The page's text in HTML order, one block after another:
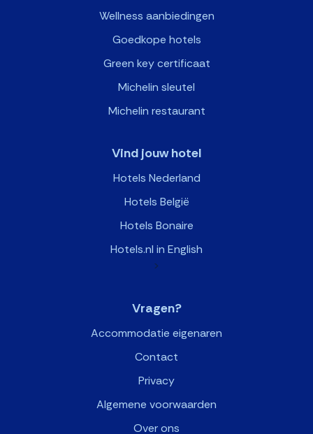
Wellness aanbiedingen
Goedkope hotels
Green key certificaat
Michelin sleutel
Michelin restaurant
Vind jouw hotel
Hotels Nederland
Hotels België
Hotels Bonaire
Hotels.nl in English
>
Vragen?
Accommodatie eigenaren
Contact
Privacy
Algemene voorwaarden
Over ons